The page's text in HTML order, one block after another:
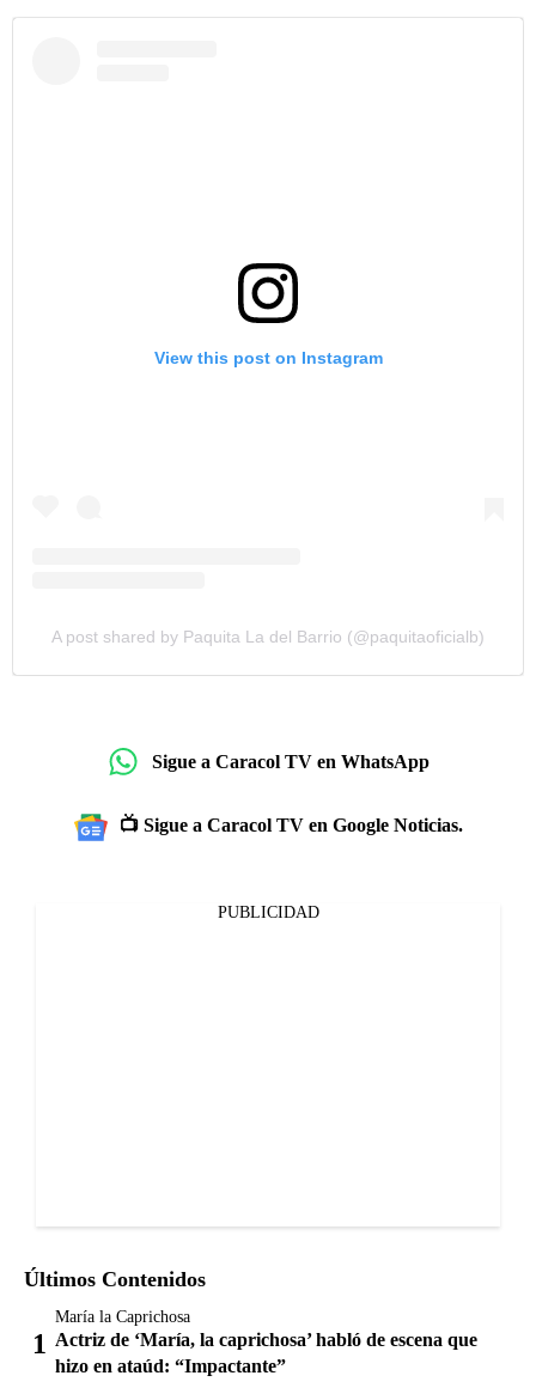
View this post on Instagram
A post shared by Paquita La del Barrio (@paquitaoficialb)
Sigue a Caracol TV en WhatsApp
📺 Sigue a Caracol TV en Google Noticias.
PUBLICIDAD
Últimos Contenidos
María la Caprichosa
Actriz de ‘María, la caprichosa’ habló de escena que
hizo en ataúd: “Impactante”